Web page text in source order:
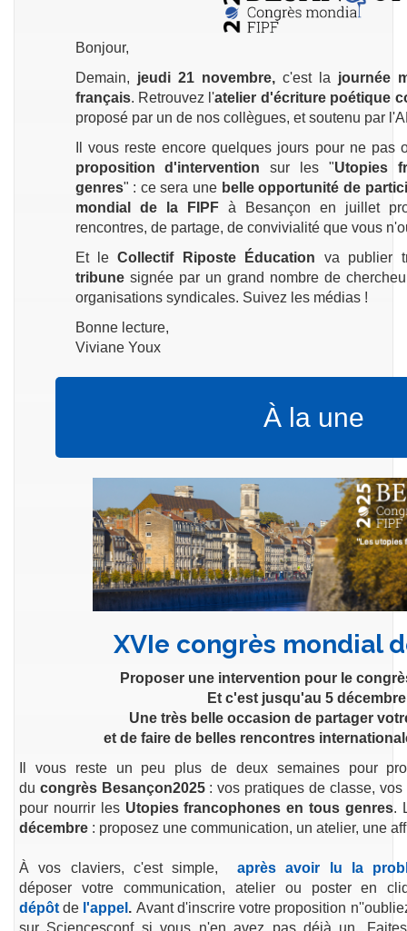
Bonjour,
Demain, jeudi 21 novembre,c'est la journée
français. Retrouvez l'atelier d'écriture poétique
proposé par un de nos collègues, et soutenu par
Il vous reste encore quelques jours pour ne pas
proposition d'intervention sur les "Utopies
genres" : ce sera une belle opportunité de
mondial de la FIPF à Besançon en juillet
rencontres, de partage, de convivialité que vous
Et leCollectif Riposte Éducation va publier
tribunesignée par un grand nombre de
organisations syndicales. Suivez les médias !
Bonne lecture,
Viviane Youx
À la une
XVIe congrès mondial
Proposer une intervention pour le
Et c'est jusqu'au 5
Une très belle occasion de partager
et de faire de belles rencontres
Il vous reste un peu plus de deux semaines pour
du congrès Besançon2025: vos pratiques de classe, vos
pour nourrir les Utopies francophones en tous genres.
décembre : proposez une communication, un atelier, une
À vos claviers, c'est simple,
après avoir lu la
déposer votre communication, atelier ou poster en
dépôt de l'appel . Avant d'inscrire votre proposition